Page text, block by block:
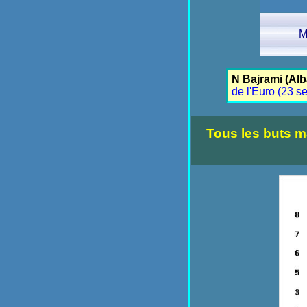
N Bajrami
de l'Euro (23
Tous les buts